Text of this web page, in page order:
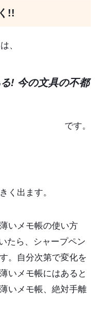
!!
、
! 今の文具の不都
です。
く出ます。
いメモ帳の使い方
たら、シャープペン
。自分次第で変化を
いメモ帳にはあると
いメモ帳、絶対手離